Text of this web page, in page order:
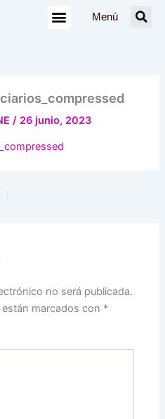
Menú
/ 26 junio, 2023
no será publicada.
marcados con *